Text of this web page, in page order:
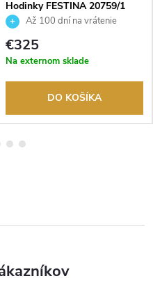
Hodinky FESTINA 20759/1
Až 100 dní na vrátenie
tovaru. Autorizovaný predajca.
€325
Na externom sklade
DO KOŠÍKA